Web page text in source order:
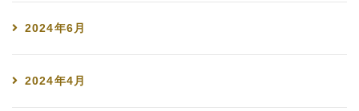
2024年6月
2024年4月